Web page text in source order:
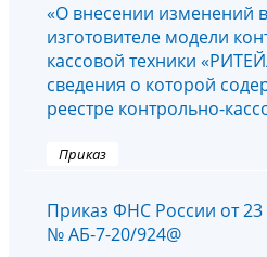
«О внесении изменений
изготовителе модели
кассовой техники
сведения о которой
реестре контрольно-
Приказ
Приказ ФНС России от 23
№ АБ-7-20/924@